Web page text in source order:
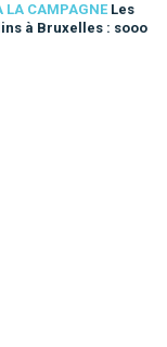
LA CAMPAGNE Les
à Bruxelles : sooo
!